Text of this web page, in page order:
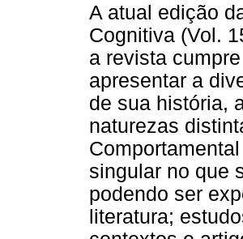
A atual edição
Cognitiva (Vol.
a revista
apresentar a
de sua história,
naturezas
singular no que
podendo ser
literatura;